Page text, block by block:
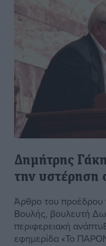
Δημήτρης
την υστέρηση
Άρθρο του προέδρου
Βουλής, βουλευτή
περιφερειακή
εφημερίδα «Το